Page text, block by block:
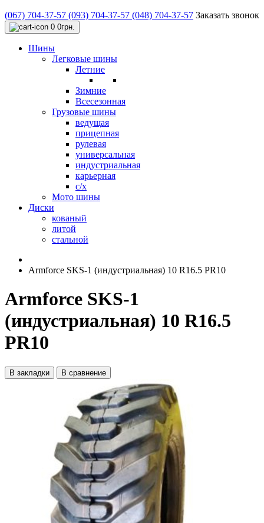
(067) 704-37-57 (093) 704-37-57 (048) 704-37-57 Заказать звонок
0 0грн.
Шины
Легковые шины
Летние
Зимние
Всесезонная
Грузовые шины
ведущая
прицепная
рулевая
универсальная
индустриальная
карьерная
с/х
Мото шины
Диски
кованый
литой
стальной
Armforce SKS-1 (индустриальная) 10 R16.5 PR10
Armforce SKS-1
(индустриальная) 10 R16.5
PR10
В закладки В сравнение